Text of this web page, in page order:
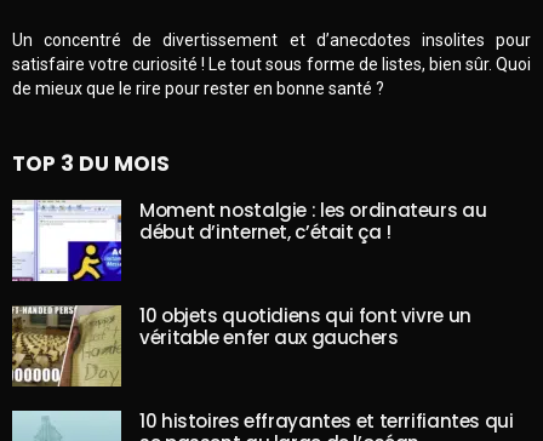
Un concentré de divertissement et d’anecdotes insolites pour
satisfaire votre curiosité ! Le tout sous forme de listes, bien sûr. Quoi
de mieux que le rire pour rester en bonne santé ?
TOP 3 DU MOIS
Moment nostalgie : les ordinateurs au
début d’internet, c’était ça !
10 objets quotidiens qui font vivre un
véritable enfer aux gauchers
10 histoires effrayantes et terrifiantes qui